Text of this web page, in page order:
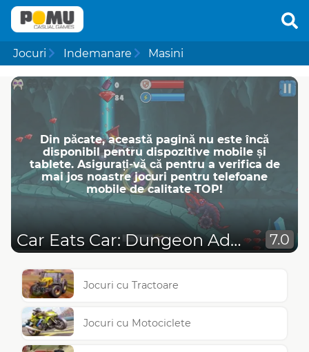
Jocuri Indemanare Masini
Din păcate, această pagină nu este încă
disponibil pentru dispozitive mobile și
tablete. Asigurați-vă că pentru a verifica de
mai jos noastre jocuri pentru telefoane
mobile de calitate TOP!
Car Eats Car: Dungeon Adventure 7.0
Jocuri cu Tractoare
Jocuri cu Motociclete